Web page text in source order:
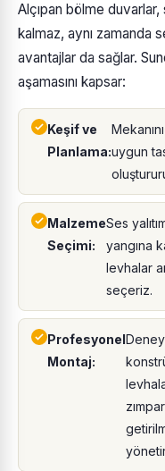
Alçıpan bölme
kalmaz, aynı zamanda
avantajlar da sağlar.
aşamasını kapsar:
Keşif ve
Planlama:uygun
Malzeme
Seçimi:
Ses
yangına
levhalar
seçeriz.
Profesyonel
Montaj: